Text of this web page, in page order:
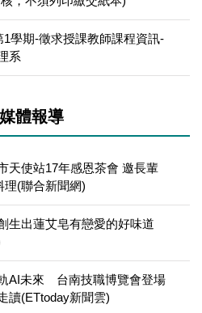
1學期-徵求授課教師課程資訊-
系
媒體報導
天使站17年感恩茶會 邀長輩
理(聯合新聞網)
生出蓮艾皂有戀愛的好味道
AI未來 台南技職博覽會登場
讀(ETtoday新聞雲)